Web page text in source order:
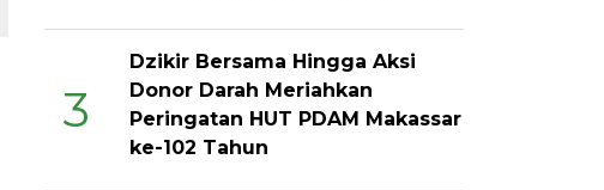
3
Dzikir Bersama Hingga Aksi
Donor Darah Meriahkan
Peringatan HUT PDAM Makassar
ke-102 Tahun